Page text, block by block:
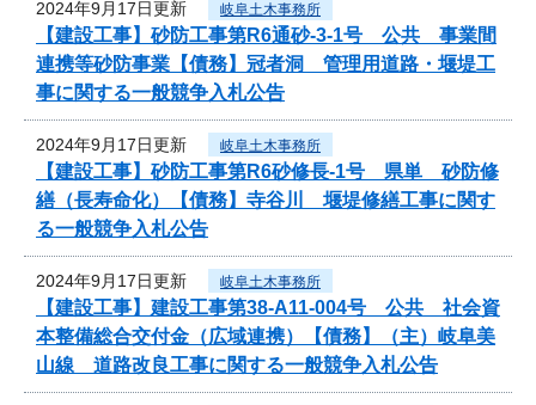
2024年9月17日更新 岐阜土木事務所
【建設工事】砂防工事第R6通砂-3-1号 公共 事業間
連携等砂防事業【債務】冠者洞 管理用道路・堰堤工
事に関する一般競争入札公告
2024年9月17日更新 岐阜土木事務所
【建設工事】砂防工事第R6砂修長-1号 県単 砂防修
繕（長寿命化）【債務】寺谷川 堰堤修繕工事に関す
る一般競争入札公告
2024年9月17日更新 岐阜土木事務所
【建設工事】建設工事第38-A11-004号 公共 社会資
本整備総合交付金（広域連携）【債務】（主）岐阜美
山線 道路改良工事に関する一般競争入札公告